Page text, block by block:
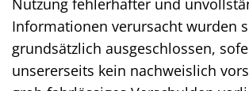
Nutzung fehlerhafter und
Informationen verursacht wurden
grundsätzlich ausgeschlossen,
unsererseits kein nachweislich